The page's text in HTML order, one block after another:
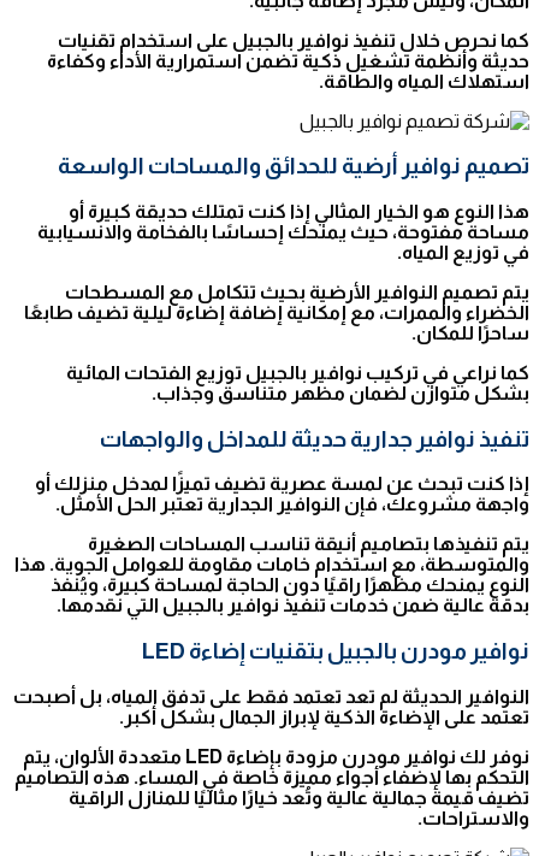
كما نحرص خلال تنفيذ نوافير بالجبيل على استخدام تقنيات
حديثة وأنظمة تشغيل ذكية تضمن استمرارية الأداء وكفاءة
استهلاك المياه والطاقة.
تصميم نوافير أرضية للحدائق والمساحات الواسعة
هذا النوع هو الخيار المثالي إذا كنت تمتلك حديقة كبيرة أو
مساحة مفتوحة، حيث يمنحك إحساسًا بالفخامة والانسيابية
في توزيع المياه.
يتم تصميم النوافير الأرضية بحيث تتكامل مع المسطحات
الخضراء والممرات، مع إمكانية إضافة إضاءة ليلية تضيف طابعًا
ساحرًا للمكان.
كما نراعي في تركيب نوافير بالجبيل توزيع الفتحات المائية
بشكل متوازن لضمان مظهر متناسق وجذاب.
تنفيذ نوافير جدارية حديثة للمداخل والواجهات
إذا كنت تبحث عن لمسة عصرية تضيف تميزًا لمدخل منزلك أو
واجهة مشروعك، فإن النوافير الجدارية تعتبر الحل الأمثل.
يتم تنفيذها بتصاميم أنيقة تناسب المساحات الصغيرة
والمتوسطة، مع استخدام خامات مقاومة للعوامل الجوية. هذا
النوع يمنحك مظهرًا راقيًا دون الحاجة لمساحة كبيرة، ويُنفذ
بدقة عالية ضمن خدمات تنفيذ نوافير بالجبيل التي نقدمها.
نوافير مودرن بالجبيل بتقنيات إضاءة LED
النوافير الحديثة لم تعد تعتمد فقط على تدفق المياه، بل أصبحت
تعتمد على الإضاءة الذكية لإبراز الجمال بشكل أكبر.
نوفر لك نوافير مودرن مزودة بإضاءة LED متعددة الألوان، يتم
التحكم بها لإضفاء أجواء مميزة خاصة في المساء. هذه التصاميم
تضيف قيمة جمالية عالية وتُعد خيارًا مثاليًا للمنازل الراقية
والاستراحات.